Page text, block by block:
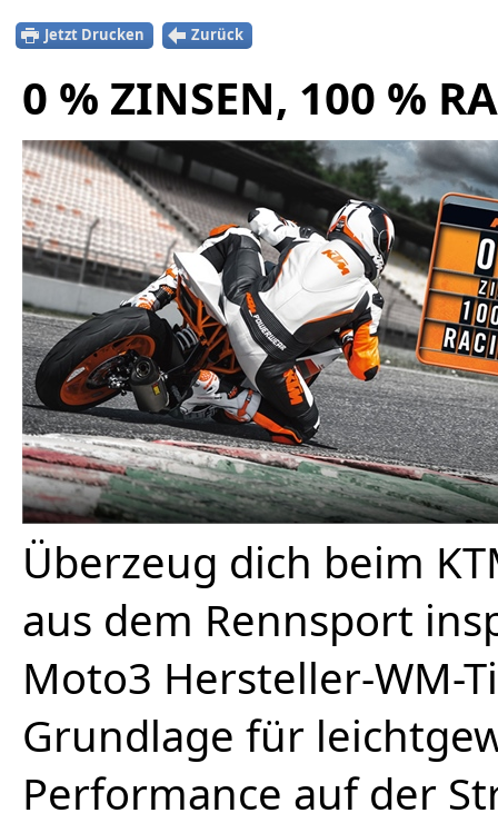
Jetzt Drucken Zurück
0 % ZINSEN, 100 %
Überzeug dich beim
aus dem Rennsport
Moto3 Hersteller-WM-
Grundlage für
Performance auf der